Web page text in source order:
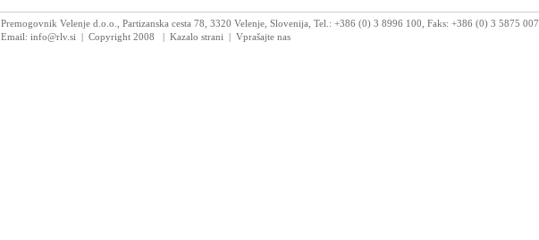
Premogovnik Velenje d.o.o., Partizanska cesta 78, 3320 Velenje, Slovenija, Tel.: +386 (0) 3 8996 100, Faks: +386 (0) 3 5875 007
Email: info@rlv.si | Copyright 2008
| Kazalo strani | Vprašajte nas